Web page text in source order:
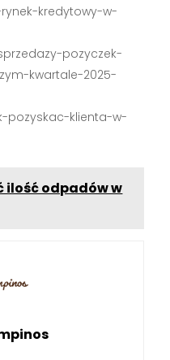
kredytowy-w-
pozyczek-
kwartale-2025-
pozyskac-klienta-w-
ilość odpadów w